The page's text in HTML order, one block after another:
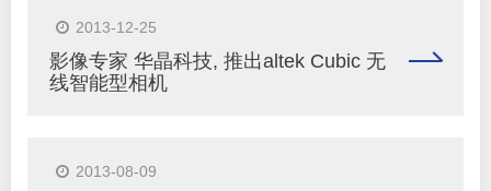
2013-12-25
影像专家 华晶科技, 推出altek Cubic 无
线智能型相机
2013-08-09